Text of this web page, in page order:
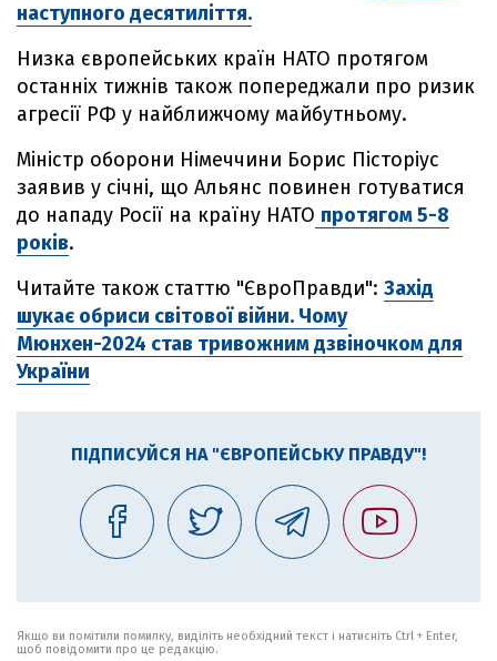
наступного десятиліття.
Низка європейських країн НАТО протягом
останніх тижнів також попереджали про ризик
агресії РФ у найближчому майбутньому.
Міністр оборони Німеччини Борис Пісторіус
заявив у січні, що Альянс повинен готуватися
до нападу Росії на країну НАТО протягом 5-8
років.
Читайте також статтю "ЄвроПравди": Захід
шукає обриси світової війни. Чому
Мюнхен-2024 став тривожним дзвіночком для
України
ПІДПИСУЙСЯ НА "ЄВРОПЕЙСЬКУ ПРАВДУ"!
Якщо ви помітили помилку, виділіть необхідний текст і натисніть Ctrl + Enter,
щоб повідомити про це редакцію.